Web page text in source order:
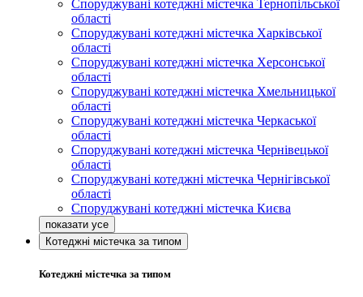
Споруджувані котеджні містечка Тернопільської
області
Споруджувані котеджні містечка Харківської
області
Споруджувані котеджні містечка Херсонської
області
Споруджувані котеджні містечка Хмельницької
області
Споруджувані котеджні містечка Черкаської
області
Споруджувані котеджні містечка Чернівецької
області
Споруджувані котеджні містечка Чернігівської
області
Споруджувані котеджні містечка Києва
Котеджні містечка за типом
Котеджні містечка за типом